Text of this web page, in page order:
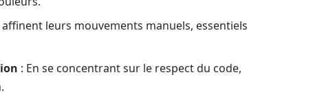
leurs mouvements manuels, essentiels
: En se concentrant sur le respect du code,